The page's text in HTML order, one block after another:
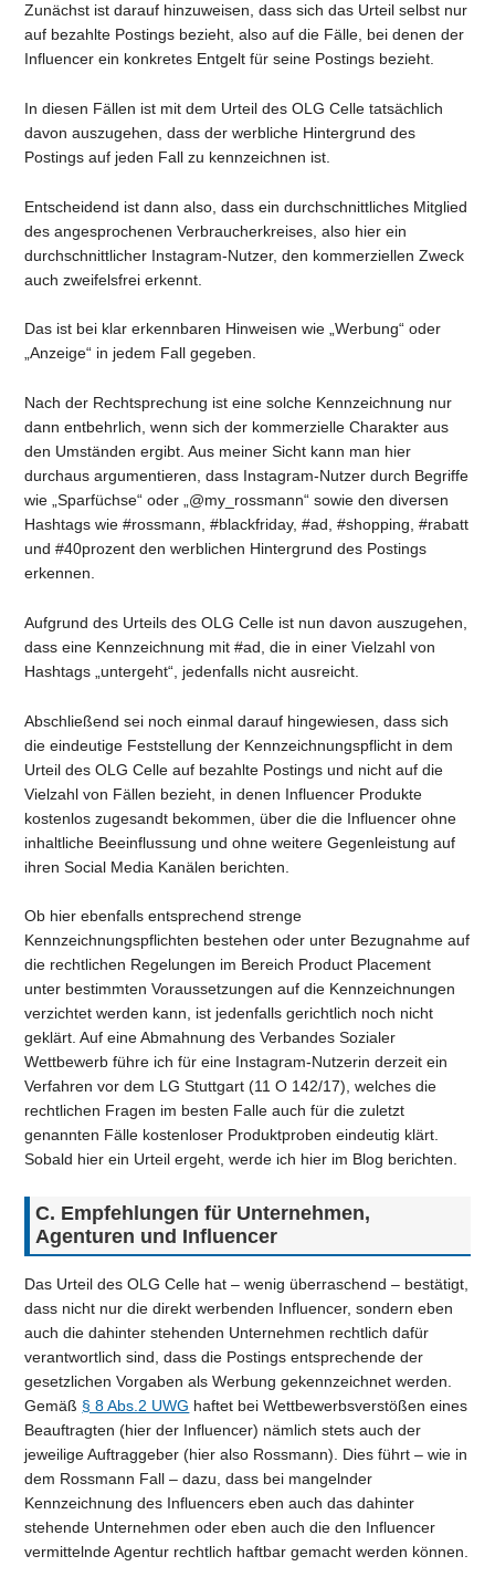
Zunächst ist darauf hinzuweisen, dass sich das Urteil selbst nur
auf bezahlte Postings bezieht, also auf die Fälle, bei denen der
Influencer ein konkretes Entgelt für seine Postings bezieht.
In diesen Fällen ist mit dem Urteil des OLG Celle tatsächlich
davon auszugehen, dass der werbliche Hintergrund des
Postings auf jeden Fall zu kennzeichnen ist.
Entscheidend ist dann also, dass ein durchschnittliches Mitglied
des angesprochenen Verbraucherkreises, also hier ein
durchschnittlicher Instagram-Nutzer, den kommerziellen Zweck
auch zweifelsfrei erkennt.
Das ist bei klar erkennbaren Hinweisen wie „Werbung“ oder
„Anzeige“ in jedem Fall gegeben.
Nach der Rechtsprechung ist eine solche Kennzeichnung nur
dann entbehrlich, wenn sich der kommerzielle Charakter aus
den Umständen ergibt. Aus meiner Sicht kann man hier
durchaus argumentieren, dass Instagram-Nutzer durch Begriffe
wie „Sparfüchse“ oder „@my_rossmann“ sowie den diversen
Hashtags wie #rossmann, #blackfriday, #ad, #shopping, #rabatt
und #40prozent den werblichen Hintergrund des Postings
erkennen.
Aufgrund des Urteils des OLG Celle ist nun davon auszugehen,
dass eine Kennzeichnung mit #ad, die in einer Vielzahl von
Hashtags „untergeht“, jedenfalls nicht ausreicht.
Abschließend sei noch einmal darauf hingewiesen, dass sich
die eindeutige Feststellung der Kennzeichnungspflicht in dem
Urteil des OLG Celle auf bezahlte Postings und nicht auf die
Vielzahl von Fällen bezieht, in denen Influencer Produkte
kostenlos zugesandt bekommen, über die die Influencer ohne
inhaltliche Beeinflussung und ohne weitere Gegenleistung auf
ihren Social Media Kanälen berichten.
Ob hier ebenfalls entsprechend strenge
Kennzeichnungspflichten bestehen oder unter Bezugnahme auf
die rechtlichen Regelungen im Bereich Product Placement
unter bestimmten Voraussetzungen auf die Kennzeichnungen
verzichtet werden kann, ist jedenfalls gerichtlich noch nicht
geklärt. Auf eine Abmahnung des Verbandes Sozialer
Wettbewerb führe ich für eine Instagram-Nutzerin derzeit ein
Verfahren vor dem LG Stuttgart (11 O 142/17), welches die
rechtlichen Fragen im besten Falle auch für die zuletzt
genannten Fälle kostenloser Produktproben eindeutig klärt.
Sobald hier ein Urteil ergeht, werde ich hier im Blog berichten.
C. Empfehlungen für Unternehmen,
Agenturen und Influencer
Das Urteil des OLG Celle hat – wenig überraschend – bestätigt,
dass nicht nur die direkt werbenden Influencer, sondern eben
auch die dahinter stehenden Unternehmen rechtlich dafür
verantwortlich sind, dass die Postings entsprechende der
gesetzlichen Vorgaben als Werbung gekennzeichnet werden.
Gemäß § 8 Abs.2 UWG haftet bei Wettbewerbsverstößen eines
Beauftragten (hier der Influencer) nämlich stets auch der
jeweilige Auftraggeber (hier also Rossmann). Dies führt – wie in
dem Rossmann Fall – dazu, dass bei mangelnder
Kennzeichnung des Influencers eben auch das dahinter
stehende Unternehmen oder eben auch die den Influencer
vermittelnde Agentur rechtlich haftbar gemacht werden können.